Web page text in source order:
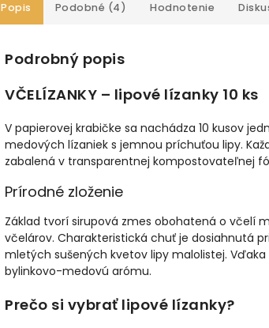
Popis Podobné (4) Hodnotenie
Podrobný popis
VČELÍZANKY – lipové lízanky 10 ks
V papierovej krabičke sa nachádza 10 kusov
medových lízaniek s jemnou príchuťou lipy.
zabalená v transparentnej kompostovateľnej
Prírodné zloženie
Základ tvorí sirupová zmes obohatená o včelí
včelárov. Charakteristická chuť je dosiahnutá
mletých sušených kvetov lipy malolistej.
bylinkovo-medovú arómu.
Prečo si vybrať lipové lízanky?